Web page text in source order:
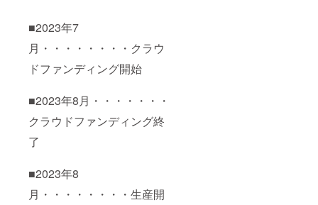
■2023年7
月・・・・・・・・クラウ
ドファンディング開始
■2023年8月・・・・・・・
クラウドファンディング終
了
■2023年8
月・・・・・・・・生産開